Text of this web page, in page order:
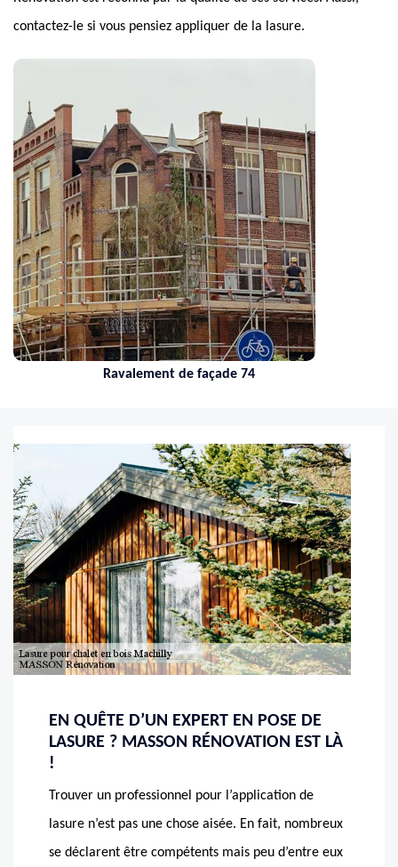
contactez-le si vous pensiez appliquer de la lasure.
Ravalement de façade 74
EN QUÊTE D’UN EXPERT EN POSE DE
LASURE ? MASSON RÉNOVATION EST LÀ
!
Trouver un professionnel pour l’application de
lasure n’est pas une chose aisée. En fait, nombreux
se déclarent être compétents mais peu d’entre eux